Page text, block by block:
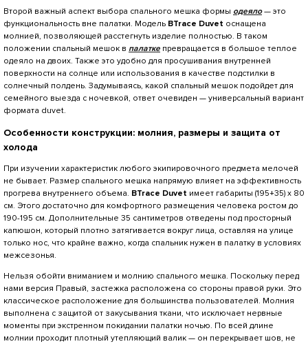
Второй важный аспект выбора спального мешка формы одеяло— это
функциональность вне палатки. Модель BTrace Duvet оснащена
молнией, позволяющей расстегнуть изделие полностью. В таком
положении спальный мешок в палатке превращается в большое теплое
одеяло на двоих. Также это удобно для просушивания внутренней
поверхности на солнце или использования в качестве подстилки в
солнечный полдень. Задумываясь, какой спальный мешок подойдет для
семейного выезда с ночевкой, ответ очевиден — универсальный вариант
формата duvet.
Особенности конструкции: молния, размеры и защита от
холода
При изучении характеристик любого экипировочного предмета мелочей
не бывает. Размер спального мешка напрямую влияет на эффективность
прогрева внутреннего объема. BTrace Duvet имеет габариты (195+35) х 80
см. Этого достаточно для комфортного размещения человека ростом до
190-195 см. Дополнительные 35 сантиметров отведены под просторный
капюшон, который плотно затягивается вокруг лица, оставляя на улице
только нос, что крайне важно, когда спальник нужен в палатку в условиях
межсезонья.
Нельзя обойти вниманием и молнию спального мешка. Поскольку перед
нами версия Правый, застежка расположена со стороны правой руки. Это
классическое расположение для большинства пользователей. Молния
выполнена с защитой от закусывания ткани, что исключает нервные
моменты при экстренном покидании палатки ночью. По всей длине
молнии проходит плотный утепляющий валик — он перекрывает шов, не